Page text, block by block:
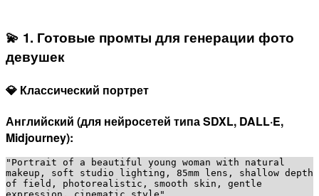
💫 1. Готовые промты для генерации фото
девушек
💎 Классический портрет
Английский (для нейросетей типа SDXL, DALL·E,
Midjourney):
"Portrait of a beautiful young woman with natural
makeup, soft studio lighting, 85mm lens, shallow depth
of field, photorealistic, smooth skin, gentle